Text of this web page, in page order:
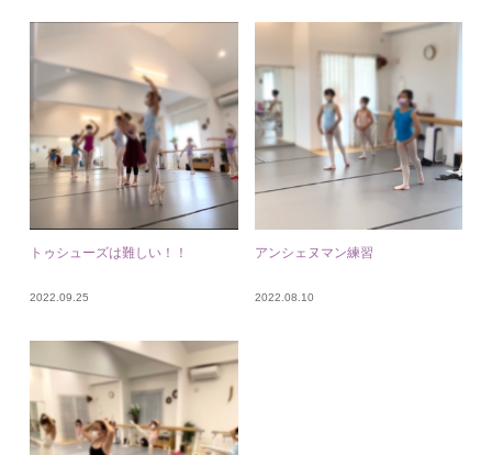
トゥシューズは難しい！！
2022.09.25
アンシェヌマン練習
2022.08.10